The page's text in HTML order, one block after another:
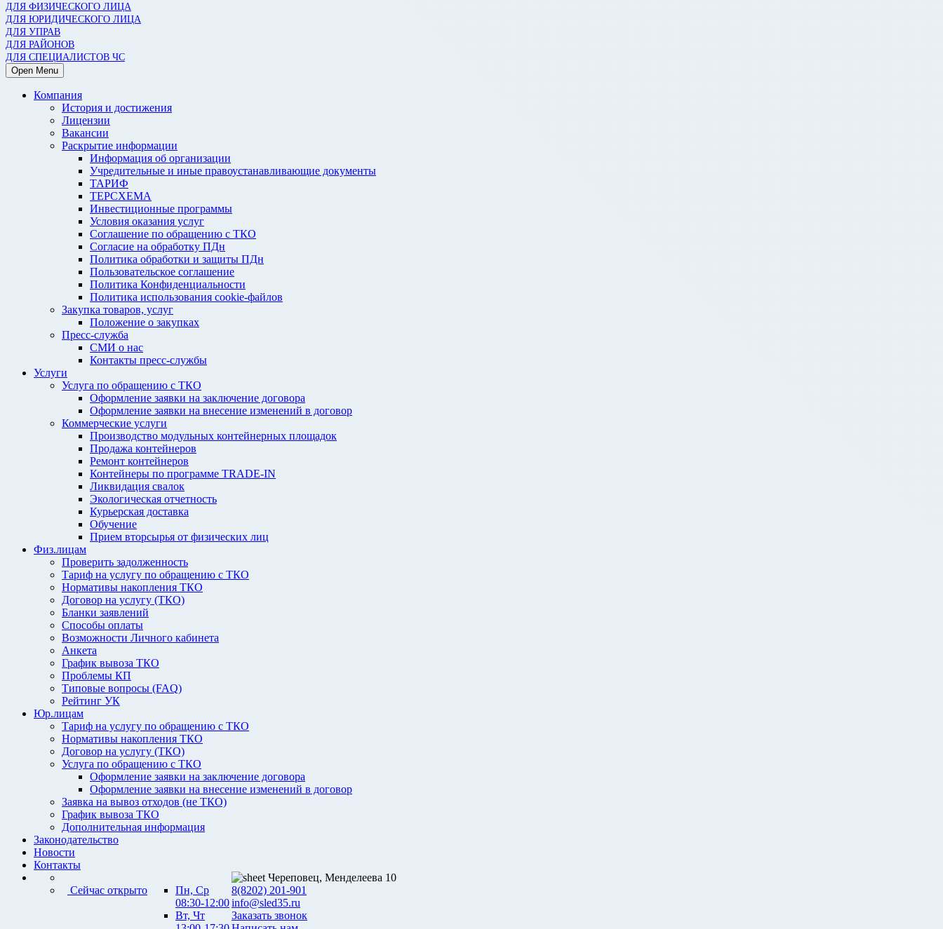
ДЛЯ ФИЗИЧЕСКОГО ЛИЦА
ДЛЯ ЮРИДИЧЕСКОГО ЛИЦА
ДЛЯ УПРАВ
ДЛЯ РАЙОНОВ
ДЛЯ СПЕЦИАЛИСТОВ ЧС
Open Menu
Компания
История и достижения
Лицензии
Вакансии
Раскрытие информации
Информация об организации
Учредительные и иные правоустанавливающие документы
ТАРИФ
ТЕРСХЕМА
Инвестиционные программы
Условия оказания услуг
Соглашение по обращению с ТКО
Согласие на обработку ПДн
Политика обработки и защиты ПДн
Пользовательское соглашение
Политика Конфиденциальности
Политика использования cookie-файлов
Закупка товаров, услуг
Положение о закупках
Пресс-служба
СМИ о нас
Контакты пресс-службы
Услуги
Услуга по обращению с ТКО
Оформление заявки на заключение договора
Оформление заявки на внесение изменений в договор
Коммерческие услуги
Производство модульных контейнерных площадок
Продажа контейнеров
Ремонт контейнеров
Контейнеры по программе TRADE-IN
Ликвидация свалок
Экологическая отчетность
Курьерская доставка
Обучение
Прием вторсырья от физических лиц
Физ.лицам
Проверить задолженность
Тариф на услугу по обращению с ТКО
Нормативы накопления ТКО
Договор на услугу (ТКО)
Бланки заявлений
Способы оплаты
Возможности Личного кабинета
Анкета
График вывоза ТКО
Проблемы КП
Типовые вопросы (FAQ)
Рейтинг УК
Юр.лицам
Тариф на услугу по обращению с ТКО
Нормативы накопления ТКО
Договор на услугу (ТКО)
Услуга по обращению с ТКО
Оформление заявки на заключение договора
Оформление заявки на внесение изменений в договор
Заявка на вывоз отходов (не ТКО)
График вывоза ТКО
Дополнительная информация
Законодательство
Новости
Контакты
Сейчас открыто
Пн, Ср
08:30-12:00
Вт, Чт
Череповец, Менделеева 10
8(8202) 201-901
info@sled35.ru
Заказать звонок